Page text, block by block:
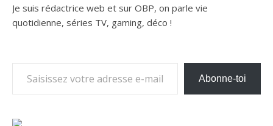
Je suis rédactrice web et sur OBP, on parle vie
quotidienne, séries TV, gaming, déco !
Abonne-toi